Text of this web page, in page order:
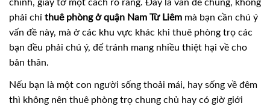
chính, giấy tờ một cách rõ ràng. Đây là vấn đề chung, không
phải chỉ thuê phòng ở quận Nam Từ Liêm mà bạn cần chú ý
vấn đề này, mà ở các khu vực khác khi thuê phòng trọ các
bạn đều phải chú ý, để tránh mang nhiều thiệt hại về cho
bản thân.
Nếu bạn là một con người sống thoải mái, hay sống về đêm
thì không nên thuê phòng trọ chung chủ hay có giờ giới